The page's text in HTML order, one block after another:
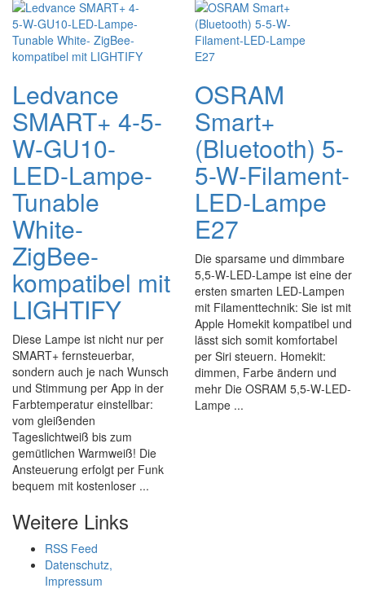
Ledvance
SMART+ 4-5-
W-GU10-
LED-Lampe-
Tunable
White-
ZigBee-
kompatibel mit
LIGHTIFY
Diese Lampe ist nicht nur per
SMART+ fernsteuerbar,
sondern auch je nach Wunsch
und Stimmung per App in der
Farbtemperatur einstellbar:
vom gleißenden
Tageslichtweiß bis zum
gemütlichen Warmweiß! Die
Ansteuerung erfolgt per Funk
bequem mit kostenloser ...
OSRAM
Smart+
(Bluetooth) 5-
5-W-Filament-
LED-Lampe
E27
Die sparsame und dimmbare
5,5-W-LED-Lampe ist eine der
ersten smarten LED-Lampen
mit Filamenttechnik: Sie ist mit
Apple Homekit kompatibel und
lässt sich somit komfortabel
per Siri steuern. Homekit:
dimmen, Farbe ändern und
mehr Die OSRAM 5,5-W-LED-
Lampe ...
Weitere Links
RSS Feed
Datenschutz,
Impressum